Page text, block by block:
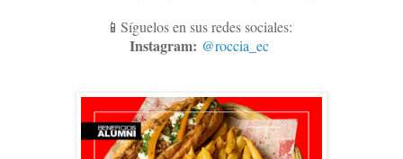
📱Síguelos en sus redes sociales:
Instagram: @roccia_ec